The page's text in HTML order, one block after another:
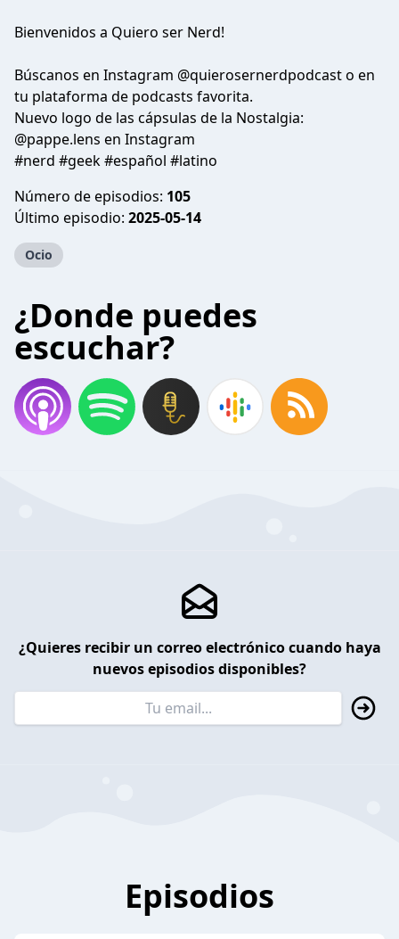
Bienvenidos a Quiero ser Nerd!
Búscanos en Instagram @quierosernerdpodcast o en
tu plataforma de podcasts favorita.
Nuevo logo de las cápsulas de la Nostalgia:
@pappe.lens en Instagram
#nerd #geek #español #latino
Número de episodios: 105
Último episodio: 2025-05-14
Ocio
¿Donde puedes
escuchar?
¿Quieres recibir un correo electrónico cuando haya
nuevos episodios disponibles?
Episodios